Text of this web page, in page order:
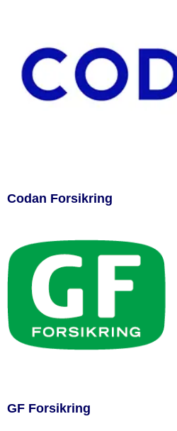
Codan Forsikring
GF Forsikring